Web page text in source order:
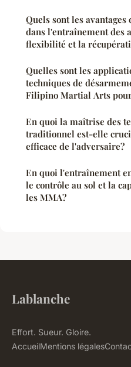
Quels sont les
dans l'entraînement des
flexibilité et la
Quelles sont les
techniques de
Filipino Martial Arts
En quoi la maîtrise des
traditionnel est-elle
efficace de l'adversaire?
En quoi l'entraînement
le contrôle au sol et la
les MMA?
Lablanche
Effort. Sueur. Gloire.
AccueilMentions légales